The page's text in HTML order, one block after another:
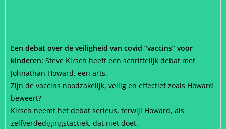
Een debat over de veiligheid van covid “vaccins” voor
kinderen: Steve Kirsch heeft een schriftelijk debat met
Johnathan Howard, een arts.
Zijn de vaccins noodzakelijk, veilig en effectief zoals Howard
beweert?
Kirsch neemt het debat serieus, terwijl Howard, als
zelfverdedigingstactiek, dat niet doet.